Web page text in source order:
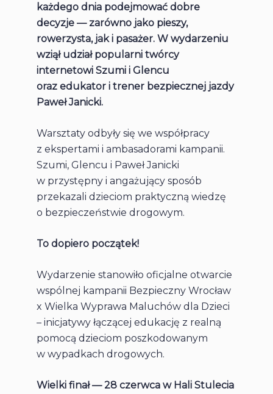
każdego dnia podejmować dobre
decyzje — zarówno jako pieszy,
rowerzysta, jak i pasażer. W wydarzeniu
wziął udział popularni twórcy
internetowi Szumi i Glencu
oraz edukator i trener bezpiecznej jazdy
Paweł Janicki.
Warsztaty odbyły się we współpracy
z ekspertami i ambasadorami kampanii.
Szumi, Glencu i Paweł Janicki
w przystępny i angażujący sposób
przekazali dzieciom praktyczną wiedzę
o bezpieczeństwie drogowym.
To dopiero początek!
Wydarzenie stanowiło oficjalne otwarcie
wspólnej kampanii Bezpieczny Wrocław
x Wielka Wyprawa Maluchów dla Dzieci
– inicjatywy łączącej edukację z realną
pomocą dzieciom poszkodowanym
w wypadkach drogowych.
Wielki finał — 28 czerwca w Hali Stulecia